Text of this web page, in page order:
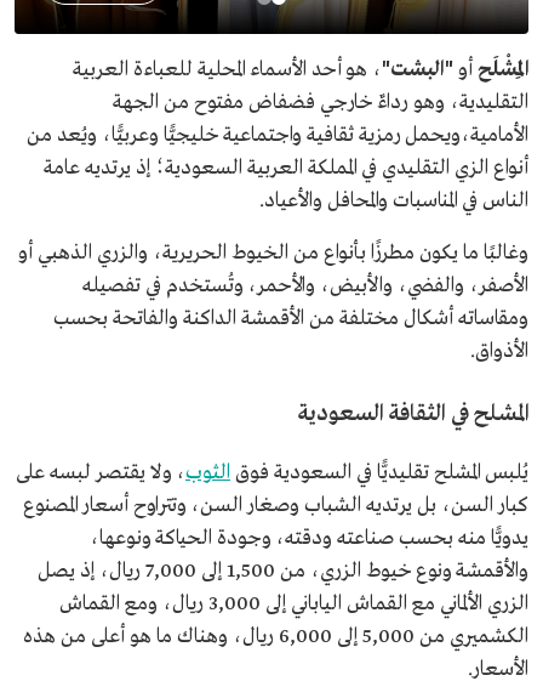
المِشْلَح أو"البشت"، هو أحد الأسماء المحلية للعباءة العربية
التقليدية، وهو رداءٌ خارجي فضفاض مفتوح من الجهة
الأمامية،ويحمل رمزية ثقافية واجتماعية خليجيًّا وعربيًّا، ويُعد من
أنواع الزي التقليدي في المملكة العربية السعودية؛ إذ يرتديه عامة
الناس في المناسبات والمحافل والأعياد.
وغالبًا ما يكون مطرزًا بأنواع من الخيوط الحريرية، والزري الذهبي أو
الأصفر، والفضي، والأبيض، والأحمر، وتُستخدم في تفصيله
ومقاساته أشكال مختلفة من الأقمشة الداكنة والفاتحة بحسب
الأذواق.
المشلح في الثقافة السعودية
يُلبس المشلح تقليديًّا في السعودية فوق الثوب، ولا يقتصر لبسه على
كبار السن، بل يرتديه الشباب وصغار السن، وتتراوح أسعار المصنوع
يدويًّا منه بحسب صناعته ودقته، وجودة الحياكة ونوعها،
والأقمشة ونوع خيوط الزري، من 1,500 إلى 7,000 ريال، إذ يصل
الزري الألماني مع القماش الياباني إلى 3,000 ريال، ومع القماش
الكشميري من 5,000 إلى 6,000 ريال، وهناك ما هو أعلى من هذه
الأسعار.